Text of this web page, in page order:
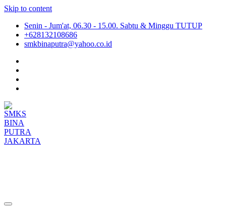
Skip to content
Senin - Jum'at, 06.30 - 15.00. Sabtu & Minggu TUTUP
+628132108686
smkbinaputra@yahoo.co.id